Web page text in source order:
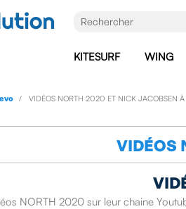
KITESURF WING
VIDÉOS NORTH 2020 ET NICK JACOBSEN
VIDÉOS
NORTH 2020 sur leur chaine